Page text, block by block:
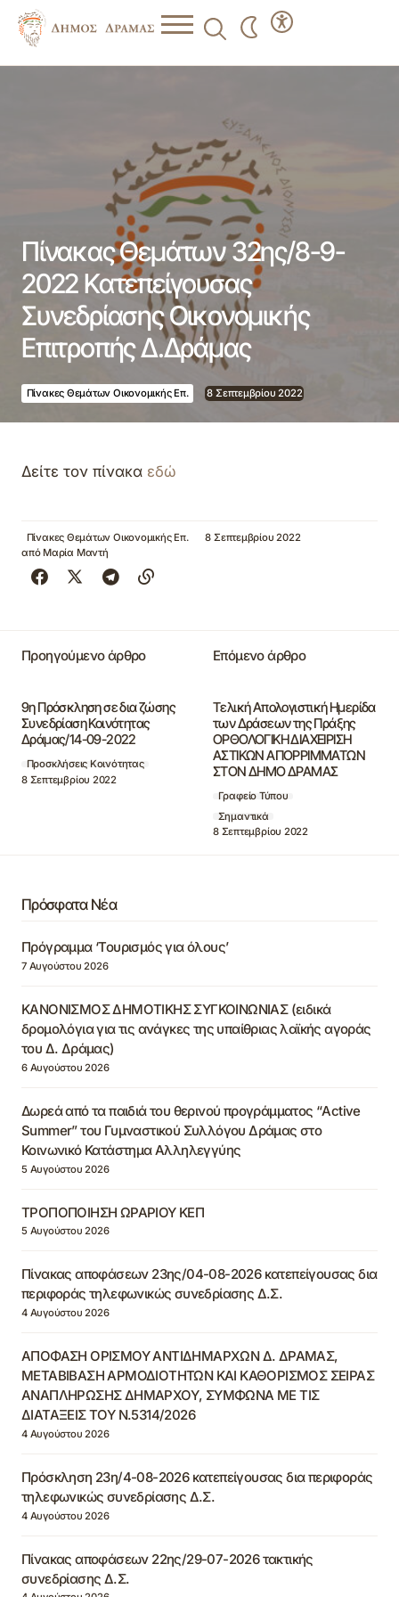
Πίνακας Θεμάτων 32ης/8-9-
2022 Κατεπείγουσας
Συνεδρίασης Οικονομικής
Επιτροπής Δ.Δράμας
Πίνακες Θεμάτων Οικονομικής Επ. 8 Σεπτεμβρίου 2022
Δείτε τον πίνακα εδώ
Πίνακες Θεμάτων Οικονομικής Επ.
8 Σεπτεμβρίου 2022
από Μαρία Μαντή
Προηγούμενο άρθρο
9η Πρόσκληση σε δια ζώσης
Συνεδρίαση Κοινότητας
Δράμας/14-09-2022
Προσκλήσεις Κοινότητας
8 Σεπτεμβρίου 2022
Επόμενο άρθρο
Τελική Απολογιστική Ημερίδα
των Δράσεων της Πράξης
ΟΡΘΟΛΟΓΙΚΗ ΔΙΑΧΕΙΡΙΣΗ
ΑΣΤΙΚΩΝ ΑΠΟΡΡΙΜΜΑΤΩΝ
ΣΤΟΝ ΔΗΜΟ ΔΡΑΜΑΣ
Γραφείο Τύπου
Σημαντικά
8 Σεπτεμβρίου 2022
Πρόσφατα Νέα
Πρόγραμμα ‘Τουρισμός για όλους’
7 Αυγούστου 2026
ΚΑΝΟΝΙΣΜΟΣ ΔΗΜΟΤΙΚΗΣ ΣΥΓΚΟΙΝΩΝΙΑΣ (ειδικά
δρομολόγια για τις ανάγκες της υπαίθριας λαϊκής αγοράς
του Δ. Δράμας)
6 Αυγούστου 2026
Δωρεά από τα παιδιά του θερινού προγράμματος “Active
Summer” του Γυμναστικού Συλλόγου Δράμας στο
Κοινωνικό Κατάστημα Αλληλεγγύης
5 Αυγούστου 2026
ΤΡΟΠΟΠΟΙΗΣΗ ΩΡΑΡΙΟΥ ΚΕΠ
5 Αυγούστου 2026
Πίνακας αποφάσεων 23ης/04-08-2026 κατεπείγουσας δια
περιφοράς τηλεφωνικώς συνεδρίασης Δ.Σ.
4 Αυγούστου 2026
ΑΠΟΦΑΣΗ ΟΡΙΣΜΟΥ ΑΝΤΙΔΗΜΑΡΧΩΝ Δ. ΔΡΑΜΑΣ,
ΜΕΤΑΒΙΒΑΣΗ ΑΡΜΟΔΙΟΤΗΤΩΝ ΚΑΙ ΚΑΘΟΡΙΣΜΟΣ ΣΕΙΡΑΣ
ΑΝΑΠΛΗΡΩΣΗΣ ΔΗΜΑΡΧΟΥ, ΣΥΜΦΩΝΑ ΜΕ ΤΙΣ
ΔΙΑΤΑΞΕΙΣ ΤΟΥ Ν.5314/2026
4 Αυγούστου 2026
Πρόσκληση 23η/4-08-2026 κατεπείγουσας δια περιφοράς
τηλεφωνικώς συνεδρίασης Δ.Σ.
4 Αυγούστου 2026
Πίνακας αποφάσεων 22ης/29-07-2026 τακτικής
συνεδρίασης Δ.Σ.